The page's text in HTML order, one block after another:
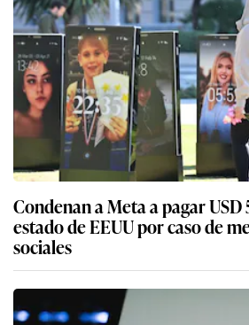
Condenan a Meta a pagar USD
estado de EEUU por caso de
sociales